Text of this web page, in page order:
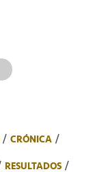
CRÓNICA
RESULTADOS